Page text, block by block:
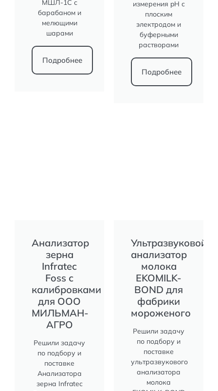
МШЛ-1С с
барабаном и
мелющими
шарами
Подробнее
измерения pH с
плоским
электродом и
буферными
растворами
Подробнее
Анализатор
зерна
Infratec
Foss с
калибровками
для ООО
МИЛЬМАН-
АГРО
Решили задачу
по подбору и
поставке
Анализатора
зерна Infratec
Ультразвуковой
анализатор
молока
EKOMILK-
BOND для
фабрики
мороженого
Решили задачу
по подбору и
поставке
ультразвукового
анализатора
молока